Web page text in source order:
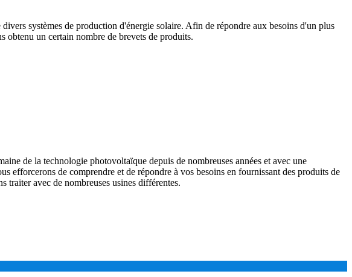
systèmes de production d'énergie solaire. Afin de répondre aux besoins d'un plus
obtenu un certain nombre de brevets de produits.
de la technologie photovoltaïque depuis de nombreuses années et avec une
efforcerons de comprendre et de répondre à vos besoins en fournissant des produits de
traiter avec de nombreuses usines différentes.